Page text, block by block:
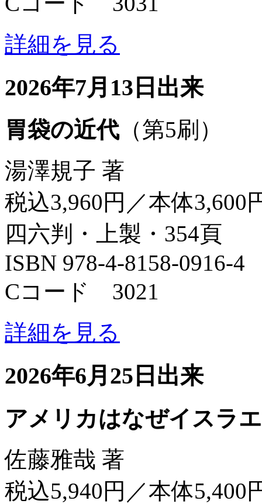
詳細を見る
2026年7月13日出来
胃袋の近代（第5刷）
湯澤規子 著
税込3,960円／本体3,600
四六判・上製・354頁
ISBN 978-4-8158-0916-4
Cコード 3021
詳細を見る
2026年6月25日出来
アメリカはなぜイスラ
佐藤雅哉 著
税込5,940円／本体5,400